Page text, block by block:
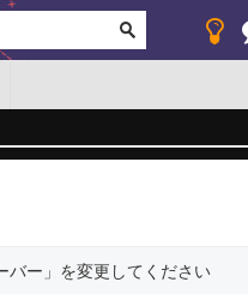
バー」を変更してください